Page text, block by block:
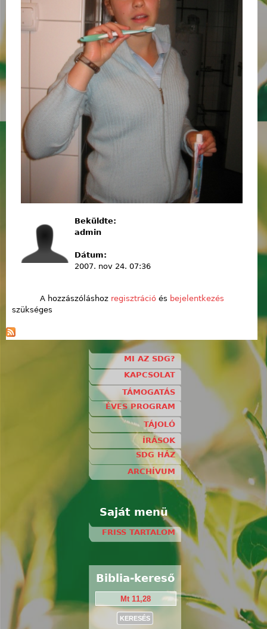
Beküldte:
admin
Dátum:
2007. nov 24. 07:36
A hozzászóláshoz regisztrációés bejelentkezés
szükséges
MI AZ SDG?
KAPCSOLAT
TÁMOGATÁS
ÉVES PROGRAM
TÁJOLÓ
ÍRÁSOK
SDG HÁZ
ARCHÍVUM
Saját menü
FRISS TARTALOM
Biblia-kereső